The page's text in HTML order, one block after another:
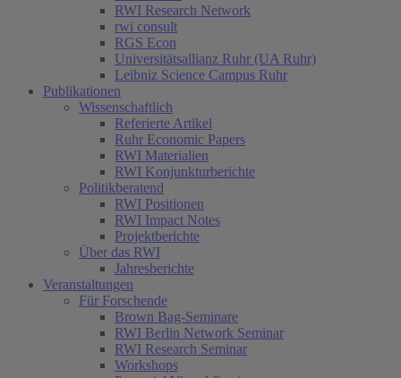
RWI Research Network
rwi consult
RGS Econ
Universitätsallianz Ruhr (UA Ruhr)
Leibniz Science Campus Ruhr
Publikationen
Wissenschaftlich
Referierte Artikel
Ruhr Economic Papers
RWI Materialien
RWI Konjunkturberichte
Politikberatend
RWI Positionen
RWI Impact Notes
Projektberichte
Über das RWI
Jahresberichte
Veranstaltungen
Für Forschende
Brown Bag-Seminare
RWI Berlin Network Seminar
RWI Research Seminar
Workshops